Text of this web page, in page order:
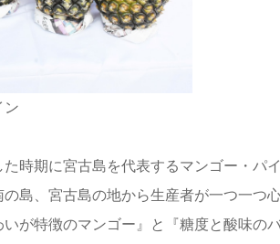
ン
時期に宮古島を代表するマンゴー・パ
島、宮古島の地から生産者が一つ一つ
が特徴のマンゴー』と『糖度と酸味の